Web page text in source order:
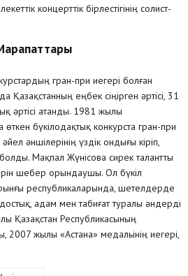
концерттік бірлестігінің солист-
гран-при иегері болған
еңбек сіңірген әртісі, 31
әртісі атанды. 1981 жылы
бүкілодақтық конкурста гран-при
әншілерінің үздік ондығы кіріп,
Мақпал Жүнісова сирек талантты
шебер орындаушы. Ол бүкіл
республикаларында, шетелдерде
адам мен табиғат туралы әндерді
Қазақстан Республикасының
2007 жылы «Астана» медальінің иегері,